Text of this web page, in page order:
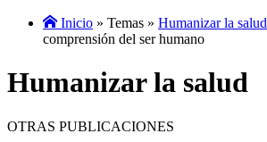
Inicio » Temas » Humanizar la salud
comprensión del ser humano
Humanizar la salud
OTRAS PUBLICACIONES